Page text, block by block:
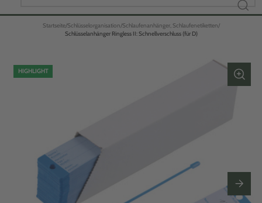
Startseite Schlüsselorganisation Schlaufenanhänger, Schlaufenetiketten
Schlüsselanhänger Ringless II: Schnellverschluss (für D)
HIGHLIGHT